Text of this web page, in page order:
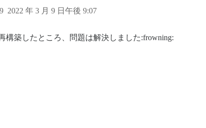
2022 年 3 月 9 日午後 9:07
9
構築したところ、問題は解決しました:frowning: